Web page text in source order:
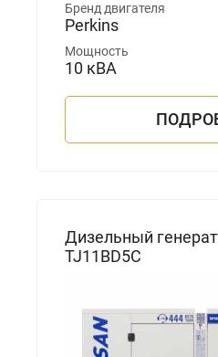
Бренд двигателя
Perkins
Мощность
10 кВА
Дизельный
TJ11BD5C